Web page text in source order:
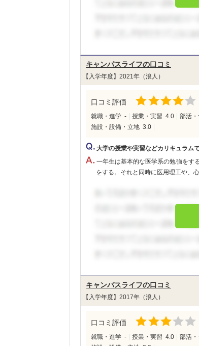
キャンパスライフの口コミ
【入学年度】2021年（浪人）
口コミ評価
就職・進学 - 授業・実習 4.0 部活
施設・設備・立地 3.0
大学の授業や実習などカリキュラム
一年生は基本的な医学系の勉強をす
をする。それと同時に医用理工や、
キャンパスライフの口コミ
【入学年度】2017年（浪人）
口コミ評価
就職・進学 - 授業・実習 4.0 部活